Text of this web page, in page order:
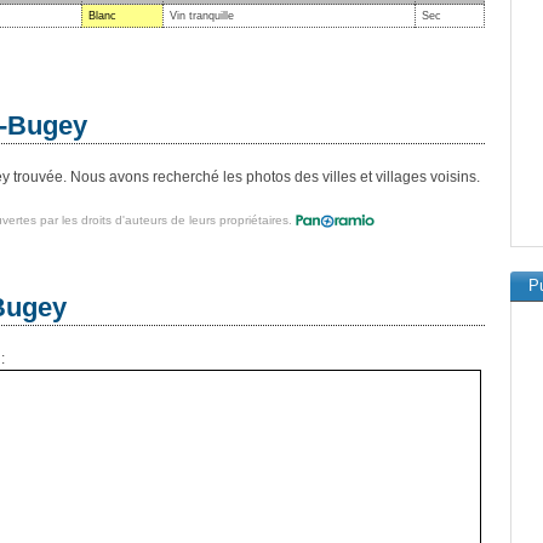
Blanc Vin tranquille Sec
Bugey
trouvée. Nous avons recherché les photos des villes et villages voisins.
par les droits d'auteurs de leurs propriétaires.